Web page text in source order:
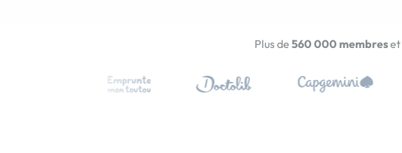
Plus de 560 000 membreset